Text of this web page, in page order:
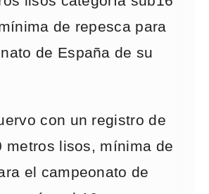
de repesca para
de España de su
con un registro de
metros lisos, mínima de
el campeonato de